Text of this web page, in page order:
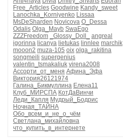
Free_Articles Goodwine Kandy_sweet
Lanochka_Korniyenko Lissaa
MsDeSharden Novicova O_Dessa
Odalis Olga_Mayb SwaEgo
ZZZFreedom
_Glossy_Doll_
angreal
igorinna licanya lietukas linnlee marchik
mooon2 muza-105 oix olga_rakitina
songmeili supergenius
valentin_tsmakaliuk virena2008
Ассорти_от_меня Афина_Эфа
Виктория26121974
Галина_Бикмуллина Елена11
Клуб_МИРСПА КотДаВинчи
Леди_Капля Мудрый_Бодрис
Ночная_ТАЙНА
Обо_всем_и_не_о_чём
Светлана_михайловна
что_купить_в_интернете